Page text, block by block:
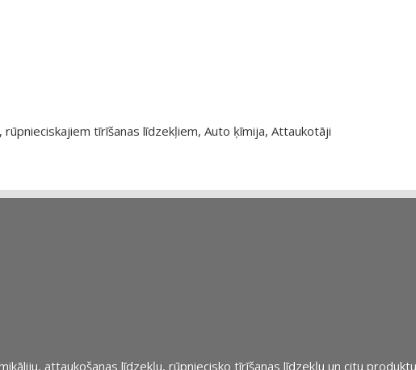
tīrīšanas līdzekļiem, Auto ķīmija, Attaukotāji
attaukošanas līdzekļu, rūpniecisko tīrīšanas līdzekļu un citu